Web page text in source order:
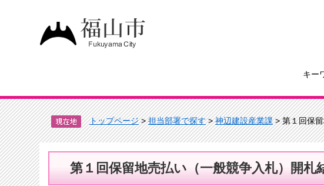
キー
トップページ>担当部署で探す>神辺建設産業課> 第１回保
第１回保留地売払い（一般競争入札）開札